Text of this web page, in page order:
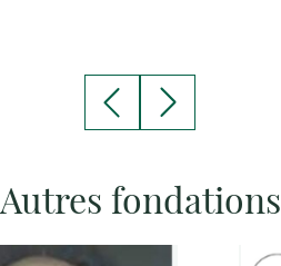
Autres fondations